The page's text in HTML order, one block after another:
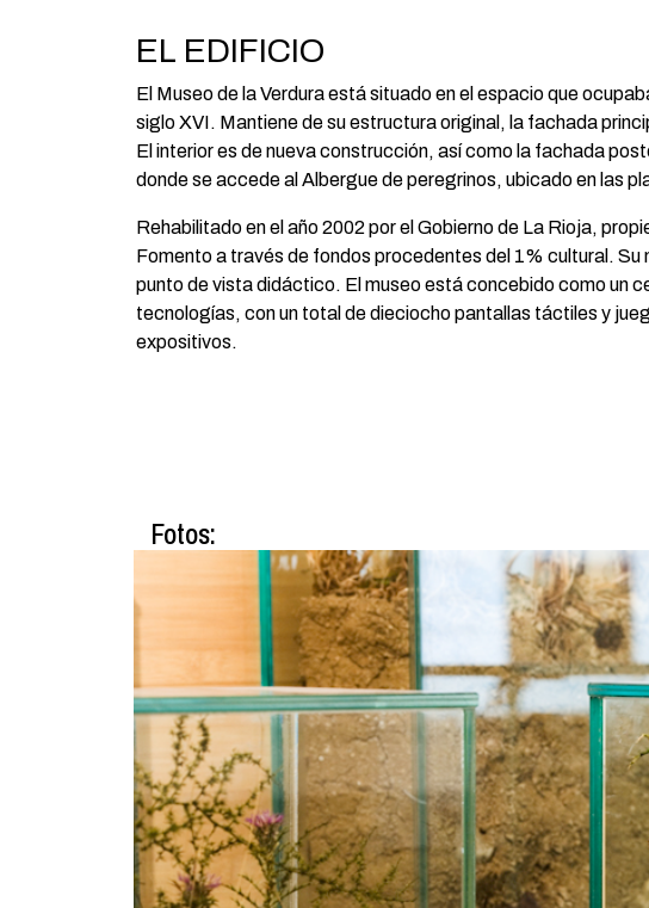
EL EDIFICIO
El Museo de la Verdura está situado en el espacio que
siglo XVI. Mantiene de su estructura original, la fachada
El interior es de nueva construcción, así como la fachada
donde se accede al Albergue de peregrinos, ubicado en las
Rehabilitado en el año 2002 por el Gobierno de La Rioja,
Fomento a través de fondos procedentes del 1% cultural. Su
punto de vista didáctico. El museo está concebido como un
tecnologías, con un total de dieciocho pantallas táctiles y
expositivos.
Fotos: